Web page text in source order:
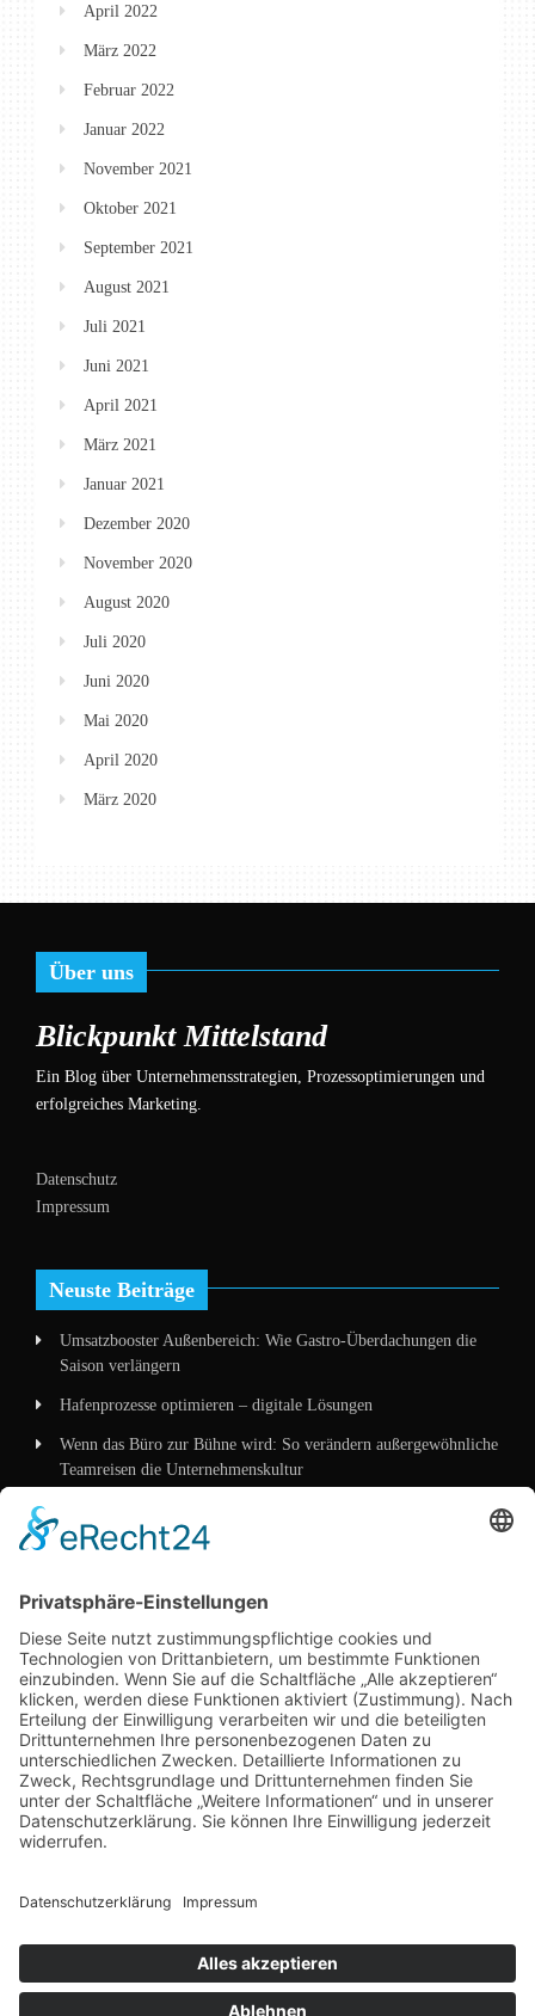
April 2022
März 2022
Februar 2022
Januar 2022
November 2021
Oktober 2021
September 2021
August 2021
Juli 2021
Juni 2021
April 2021
März 2021
Januar 2021
Dezember 2020
November 2020
August 2020
Juli 2020
Juni 2020
Mai 2020
April 2020
März 2020
Über uns
Blickpunkt Mittelstand
Ein Blog über Unternehmensstrategien, Prozessoptimierungen und
erfolgreiches Marketing.
Datenschutz
Impressum
Neuste Beiträge
Umsatzbooster Außenbereich: Wie Gastro-Überdachungen die
Saison verlängern
Hafenprozesse optimieren – digitale Lösungen
Wenn das Büro zur Bühne wird: So verändern außergewöhnliche
Teamreisen die Unternehmenskultur
Mittelstandskonzepte 2026 Kunden überzeugen
Kategorien
Allgemein
Business
Dienstleistungen
Marketing
Technik